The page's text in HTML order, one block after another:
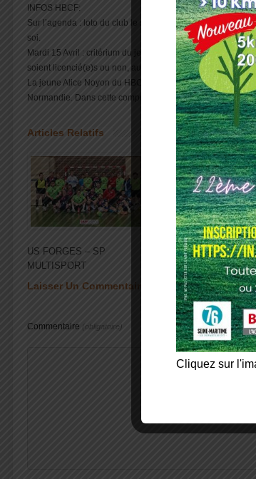
INFOS HBCF:
Sur l’agenda : loto du club le samedi 5 Avril. On peut
soi.
Mardi 15 Avril : critérium du jeune handballeur pour les
soient licencié(e)s ou non, au HBC F ou un autre club.
La jeune Alice Noyon du HBC F participait ce week-end
Normandie. Dans cette compétition dominée par la
Articles Relatifs
US FORGES – SP
MULTISPORT
HBC EU – ENT
OISSEL/
Laisser Un Commentaire
Commentaire (obligatoire)
Cliquez sur